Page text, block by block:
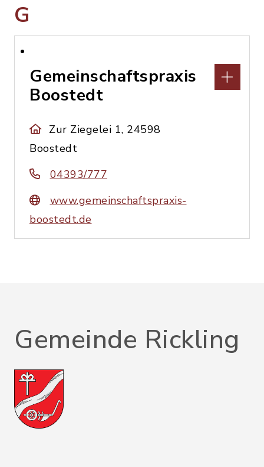
G
Gemeinschaftspraxis
Boostedt
Zur Ziegelei 1, 24598
Boostedt
04393/777
www.gemeinschaftspraxis-
boostedt.de
Gemeinde Rickling